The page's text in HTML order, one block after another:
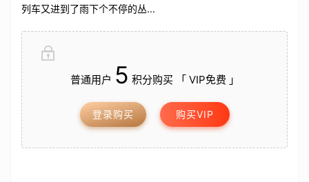
列车又进到了雨下个不停的丛...
普通用户 5 积分购买 「 VIP免费 」
登录购买 购买VIP